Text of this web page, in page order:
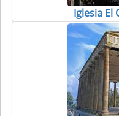
Iglesia El